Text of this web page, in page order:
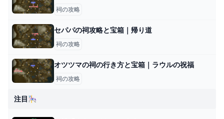
祠の攻略
セパパの祠攻略と宝箱｜帰り道
祠の攻略
オツツマの祠の行き方と宝箱｜ラウルの祝福
祠の攻略
注目🎠